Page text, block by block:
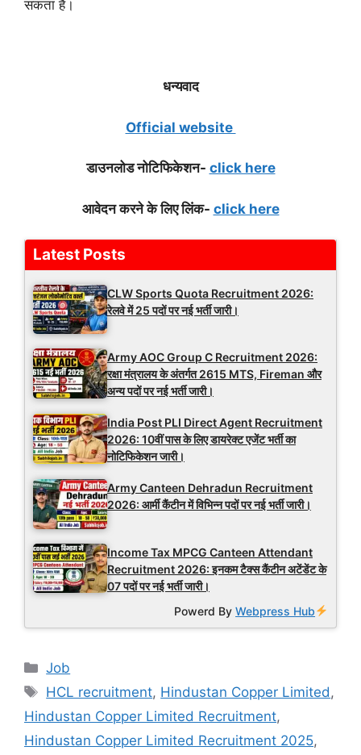
सकता है।
धन्यवाद
Official website
डाउनलोड नोटिफिकेशन- click here
आवेदन करने के लिए लिंक- click here
Latest Posts
CLW Sports Quota Recruitment 2026:
रेलवे में 25 पदों पर नई भर्ती जारी।
Army AOC Group C Recruitment 2026:
रक्षा मंत्रालय के अंतर्गत 2615 MTS, Fireman और
अन्य पदों पर नई भर्ती जारी।
India Post PLI Direct Agent Recruitment
2026: 10वीं पास के लिए डायरेक्ट एजेंट भर्ती का
नोटिफिकेशन जारी।
Army Canteen Dehradun Recruitment
2026: आर्मी कैंटीन में विभिन्न पदों पर नई भर्ती जारी।
Income Tax MPCG Canteen Attendant
Recruitment 2026: इनकम टैक्स कैंटीन अटेंडेंट के
07 पदों पर नई भर्ती जारी।
Powerd ByWebpress Hub
Categories
Job
Tags
HCL recruitment, Hindustan Copper Limited ,
Hindustan Copper Limited Recruitment,
Hindustan Copper Limited Recruitment 2025,